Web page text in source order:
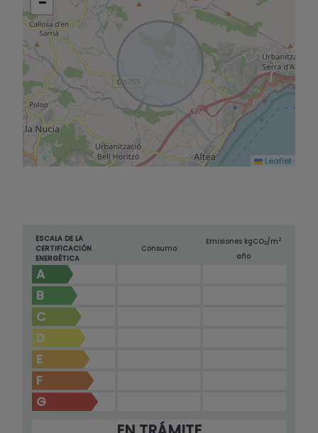
dispone también de aparcamiento exterior con
espacio para varios vehículos. La vivienda está
equipada con aire acondicionado en las
estancias principales y calefacción por suelo
radiante mediante paneles solares, lo que
garantiza confort y eficiencia energética. Los
armarios empotrados en los dormitorios
optimizan el almacenamiento y la orientación
sureste asegura una luminosidad constante y
una agradable calidez natural durante todo el
día. Una propiedad lista para entrar a vivir, con
Leaflet
ESCALA DE LA
CERTIFICACIÓN
ENERGÉTICA
Consumo
Emisiones kgCO2/m2
año
A
B
C
D
E
F
G